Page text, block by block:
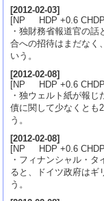
[2012-02-03]
[NP HDP +0.6 CHDP
・独財務省報道官の
合への招待はまだなく
いう。
[2012-02-08]
[NP HDP +0.6 CHDP
・独ウェルト紙が報
債に関して少なくとも
う。
[2012-02-08]
[NP HDP +0.6 CHDP
・フィナンシャル・
ると、ドイツ政府はギ
う。